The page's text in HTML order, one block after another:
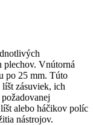
Vnútorná
po 25 mm. Túto
zásuviek, ich
alebo háčikov políc
nástrojov.